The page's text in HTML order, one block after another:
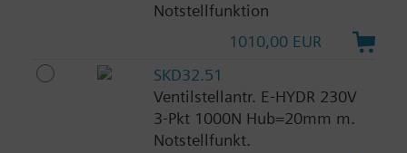
Notstellfunktion
1010,00 EUR
SKD32.51
Ventilstellantr. E-HYDR 230V
3-Pkt 1000N Hub=20mm m.
Notstellfunkt.